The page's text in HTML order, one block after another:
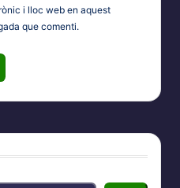
i lloc web en aquest
que comenti.